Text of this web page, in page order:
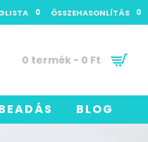
0 ÖSSZEHASONLÍTÁS 0
0 termék - 0 Ft
BLOG